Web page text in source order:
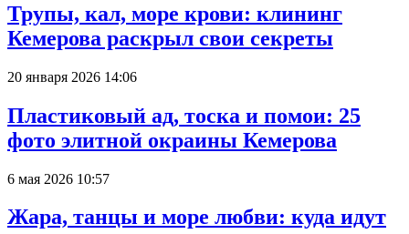
Трупы, кал, море крови: клининг
Кемерова раскрыл свои секреты
20 января 2026 14:06
Пластиковый ад, тоска и помои: 25
фото элитной окраины Кемерова
6 мая 2026 10:57
Жара, танцы и море любви: куда идут